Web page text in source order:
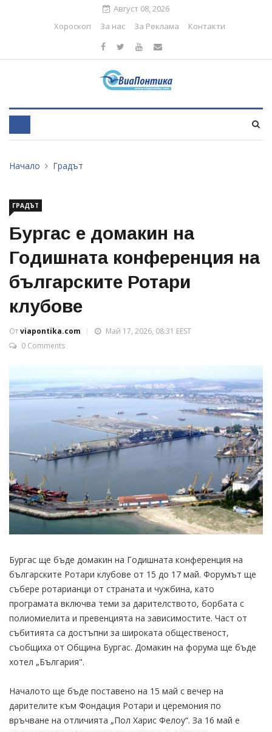
Август 08, 2026
Хороскоп
За нас За Реклама Контакти
Начало Градът
ГРАДЪТ
Бургас е домакин на
Годишната конференция на
българските Ротари
клубове
Отviapontika.com
Май 17, 2026, 08:31 EEST
0 Comments
Бургас ще бъде домакин на Годишната конференция на
българските Ротари клубове от 15 до 17 май. Форумът ще
събере ротарианци от страната и чужбина, като
програмата включва теми за дарителството, борбата с
полиомиелита и превенцията на зависимостите. Част от
събитията са достъпни за широката общественост,
съобщиха от Община Бургас. Домакин на форума ще бъде
хотел „България".
Началото ще бъде поставено на 15 май с вечер на
дарителите към Фондация Ротари и церемония по
връчване на отличията „Пол Харис Фелоу“. За 16 май е